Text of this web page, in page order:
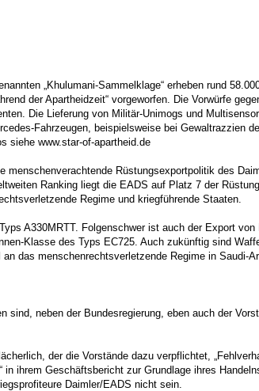
„Khulumani-Sammelklage“ erheben rund
der Apartheidzeit“ vorgeworfen. Die Vorwürfe
Die Lieferung von Militär-Unimogs und
Fahrzeugen, beispielsweise bei Gewaltrazzien
siehe www.star-of-apartheid.de
Rüstungsexportpolitik des
Ranking liegt die EADS auf Platz 7 der
Regime und kriegführende Staaten.
A330MRTT. Folgenschwer ist auch der Export
Klasse des Typs EC725. Auch zukünftig sind
das menschenrechtsverletzende Regime in Saudi-
neben der Bundesregierung, eben auch der
der die Vorstände dazu verpflichtet,
ihrem Geschäftsbericht zur Grundlage ihres
Daimler/EADS nicht sein.